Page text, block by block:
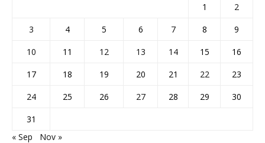
1
2
3
4 5 6 7 8
9
10
11 12 13 14 15
16
17
18 19 20 21 22
23
24
25 26 27 28 29
30
31
« Sep
Nov »